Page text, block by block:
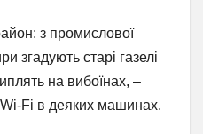
з промислової
згадують старі газелі
на вибоїнах, –
Wi-Fi в деяких машинах.